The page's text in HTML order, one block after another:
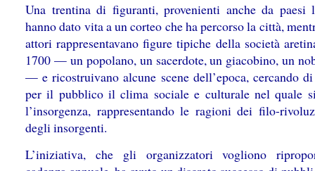
Una trentina di figuranti, provenienti anche da paesi
hanno dato vita a un corteo che ha percorso la città,
attori rappresentavano figure tipiche della società
1700 — un popolano, un sacerdote, un giacobino, un
— e ricostruivano alcune scene dell’epoca, cercando
per il pubblico il clima sociale e culturale nel quale
l’insorgenza, rappresentando le ragioni dei filo-
degli insorgenti.
L’iniziativa, che gli organizzatori vogliono